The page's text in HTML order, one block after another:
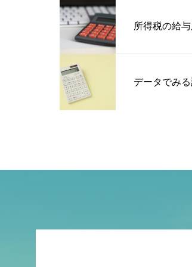
所得税の給
データでみ